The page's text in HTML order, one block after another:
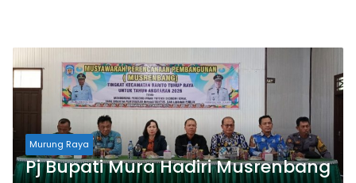
Murung Raya
Pj Bupati Mura Hadiri Musrenbang